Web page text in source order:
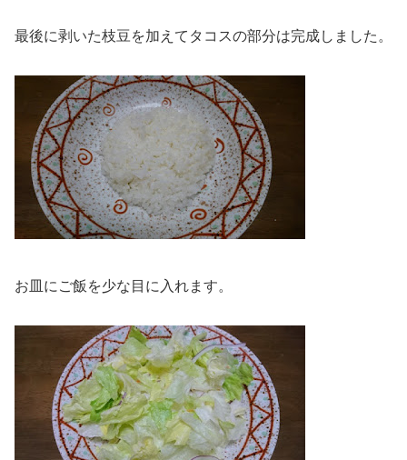
最後に剥いた枝豆を加えてタコスの部分は完成しました。
お皿にご飯を少な目に入れます。